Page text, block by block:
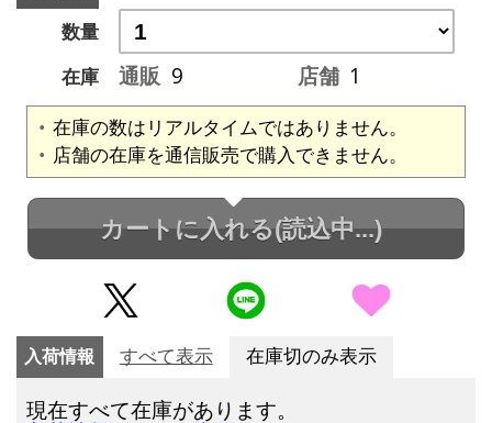
数量
在庫
通販 9 店舗 1
在庫の数はリアルタイムではありません。
店舗の在庫を通信販売で購入できません。
カートに入れる(読込中...)
入荷情報 すべて表示 在庫切のみ表示
現在すべて在庫があります。